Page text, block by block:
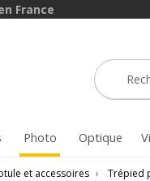
France
Photo Optique
et accessoires › Trépied